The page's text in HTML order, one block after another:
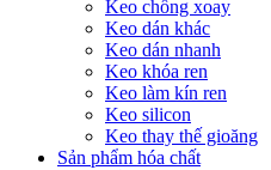
Keo chống xoay
Keo dán khác
Keo dán nhanh
Keo khóa ren
Keo làm kín ren
Keo silicon
Keo thay thế gioăng
Sản phẩm hóa chất